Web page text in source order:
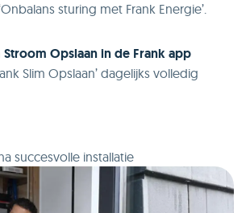
sturing met Frank Energie’.
Opslaan in de Frank app
Slim Opslaan’ dagelijks volledig
succesvolle installatie